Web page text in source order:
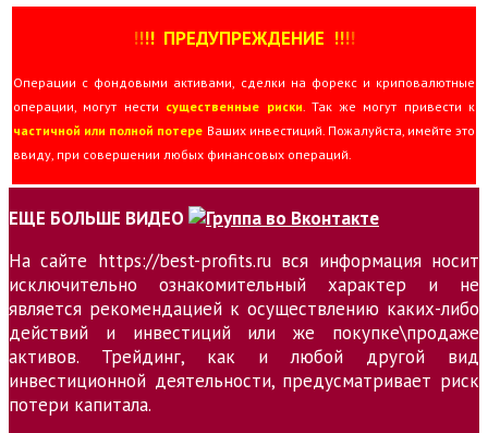
!!!! ПРЕДУПРЕЖДЕНИЕ !!!!
Операции с фондовыми активами, сделки на форекс и криповалютные
операции, могут нести существенные риски . Так же могут привести к
частичной или полной потере Ваших инвестиций. Пожалуйста, имейте это
ввиду, при совершении любых финансовых операций.
ЕЩЕ БОЛЬШЕ ВИДЕО
На сайте https://best-profits.ru вся информация носит
исключительно ознакомительный характер и не
является рекомендацией к осуществлению каких-либо
действий и инвестиций или же покупке\продаже
активов. Трейдинг, как и любой другой вид
инвестиционной деятельности, предусматривает риск
потери капитала.